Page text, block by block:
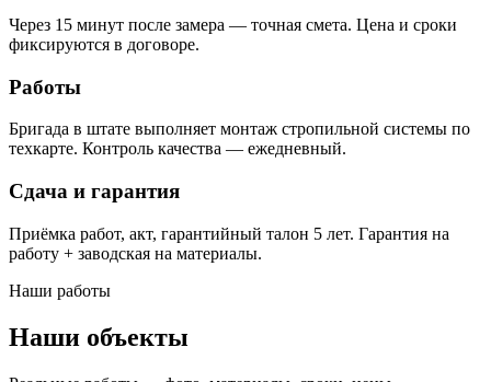
Через 15 минут после замера — точная смета. Цена и сроки
фиксируются в договоре.
Работы
Бригада в штате выполняет монтаж стропильной системы по
техкарте. Контроль качества — ежедневный.
Сдача и гарантия
Приёмка работ, акт, гарантийный талон 5 лет. Гарантия на
работу + заводская на материалы.
Наши работы
Наши объекты